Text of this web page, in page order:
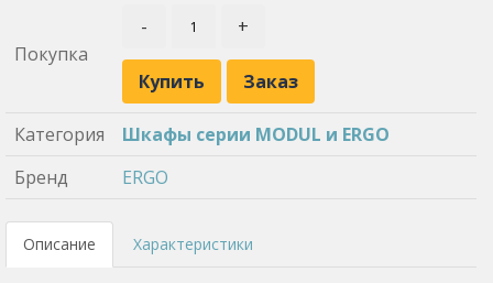
Покупка
- +
Купить Заказ
Категория
Шкафы серии MODUL и ERGO
Бренд
ERGO
Описание Характеристики